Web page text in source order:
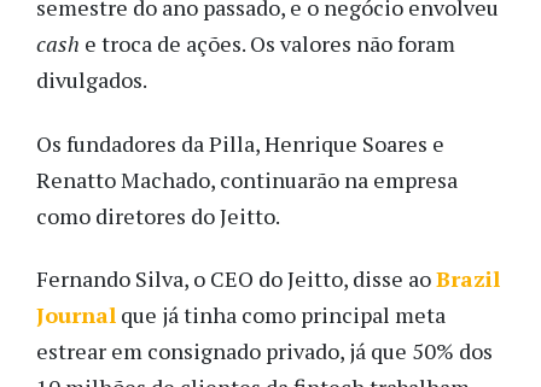
semestre do ano passado, e o negócio envolveu
cash e troca de ações. Os valores não foram
divulgados.
Os fundadores da Pilla, Henrique Soares e
Renatto Machado, continuarão na empresa
como diretores do Jeitto.
Fernando Silva, o CEO do Jeitto, disse aoBrazil
Journal que já tinha como principal meta
estrear em consignado privado, já que 50% dos